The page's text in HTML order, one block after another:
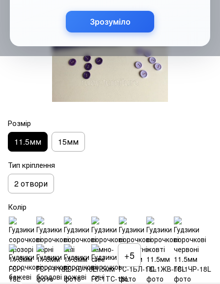
Зрозуміло
Розмір
11.5мм 15мм
Тип кріплення
2 отвори
Колір
+5